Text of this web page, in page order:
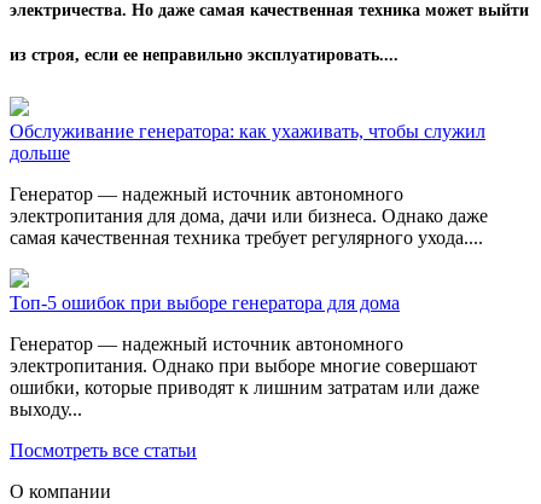
электричества. Но даже самая качественная техника может выйти
из строя, если ее неправильно эксплуатировать....
Обслуживание генератора: как ухаживать, чтобы служил
дольше
Генератор — надежный источник автономного
электропитания для дома, дачи или бизнеса. Однако даже
самая качественная техника требует регулярного ухода....
Топ-5 ошибок при выборе генератора для дома
Генератор — надежный источник автономного
электропитания. Однако при выборе многие совершают
ошибки, которые приводят к лишним затратам или даже
выходу...
Посмотреть все статьи
О компании